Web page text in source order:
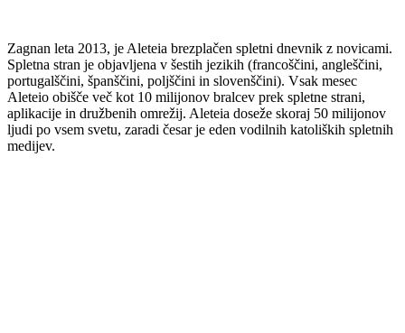
Zagnan leta 2013, je Aleteia brezplačen spletni dnevnik z novicami.
Spletna stran je objavljena v šestih jezikih (francoščini, angleščini,
portugalščini, španščini, poljščini in slovenščini). Vsak mesec
Aleteio obišče več kot 10 milijonov bralcev prek spletne strani,
aplikacije in družbenih omrežij. Aleteia doseže skoraj 50 milijonov
ljudi po vsem svetu, zaradi česar je eden vodilnih katoliških spletnih
medijev.